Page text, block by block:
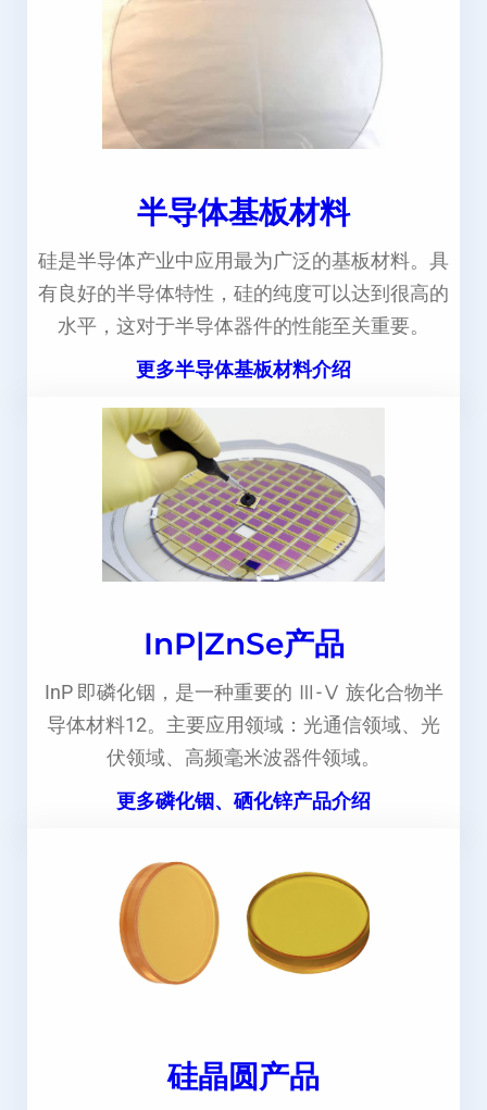
半导体基板材料
硅是半导体产业中应用最为广泛的基板材料。具
有良好的半导体特性，硅的纯度可以达到很高的
水平，这对于半导体器件的性能至关重要。
更多半导体基板材料介绍
InP|ZnSe产品
InP 即磷化铟，是一种重要的 Ⅲ-Ⅴ 族化合物半
导体材料12。主要应用领域：光通信领域、光
伏领域、高频毫米波器件领域。
更多磷化铟、硒化锌产品介绍
硅晶圆产品